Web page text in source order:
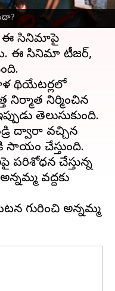
శ్రీరామ్ తెలుగు
ఈ సినిమాపై
ఈ సినిమా టీజర్,
థియేటర్లలో
నిర్మాత నిర్మించిన
తెలుసుకుంది.
ద్వారా వచ్చిన
సాయం చేస్తుంది.
పరిశోధన చేస్తున్న
వద్దకు
గురించి అన్నమ్మ